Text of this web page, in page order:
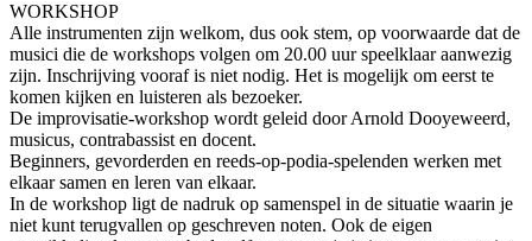
WORKSHOP
Alle instrumenten zijn welkom, dus ook stem, op voorwaarde dat de
musici die de workshops volgen om 20.00 uur speelklaar aanwezig
zijn. Inschrijving vooraf is niet nodig. Het is mogelijk om eerst te
komen kijken en luisteren als bezoeker.
De improvisatie-workshop wordt geleid door Arnold Dooyeweerd,
musicus, contrabassist en docent.
Beginners, gevorderden en reeds-op-podia-spelenden werken met
elkaar samen en leren van elkaar.
In de workshop ligt de nadruk op samenspel in de situatie waarin je
niet kunt terugvallen op geschreven noten. Ook de eigen